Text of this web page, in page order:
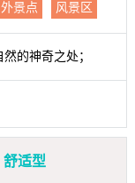
景点 风景区
的神奇之处；
舒适型